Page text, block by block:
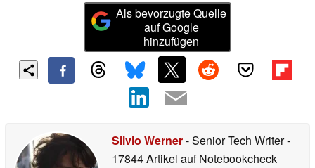
Als bevorzugte Quelle
auf Google
hinzufügen
Silvio Werner- Senior Tech Writer-
17844 Artikel auf Notebookcheck